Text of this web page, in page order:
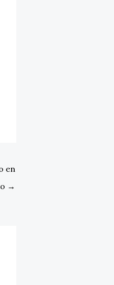
en
→